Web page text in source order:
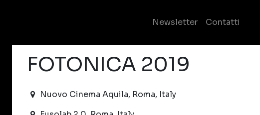
Newsletter Contatti
FOTONICA 2019
2019-11-29T22:30:00.000Z|2019-12-07T23:30:00.000Z
Nuovo Cinema Aquila, Roma, Italy